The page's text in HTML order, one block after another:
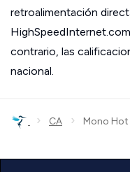
retroalimentación
contrario, las
nacional.
› CA › Mono Hot